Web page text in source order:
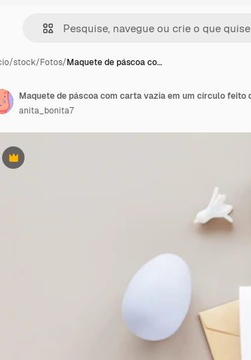
/stock/Fotos/Maquete de páscoa co…
Premium
anita_bonita7